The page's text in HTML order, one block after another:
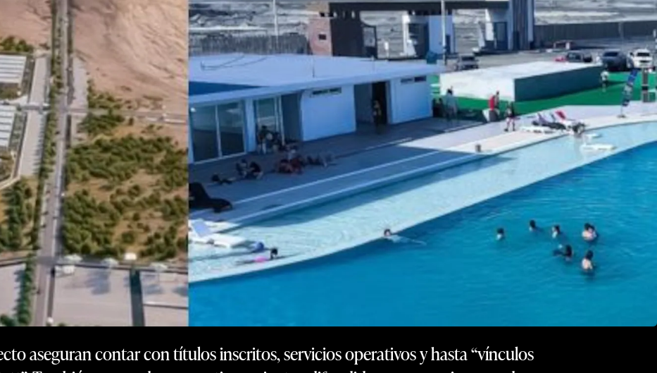
aseguran contar con títulos inscritos, servicios operativos y hasta “vínculos